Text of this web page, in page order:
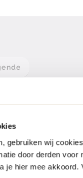
gebruiken wij
door derden voor
je hier mee akkoord.